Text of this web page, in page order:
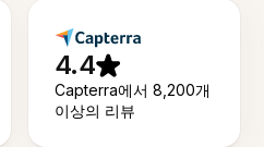
4.4
Capterra에서 8,200개
이상의 리뷰